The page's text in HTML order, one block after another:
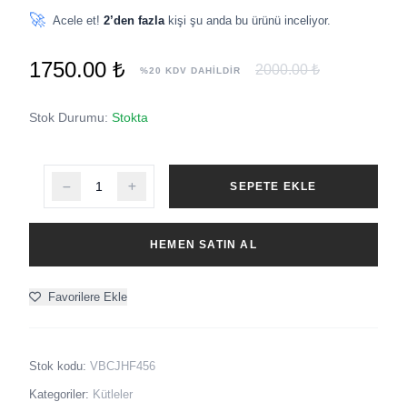
🚀 Acele et! 2’den fazla kişi şu anda bu ürünü inceliyor.
1750.00 ₺ %20 KDV DAHİLDİR 2000.00 ₺
Stok Durumu: Stokta
SEPETE EKLE
HEMEN SATIN AL
Favorilere Ekle
Stok kodu: VBCJHF456
Kategoriler: Kütleler